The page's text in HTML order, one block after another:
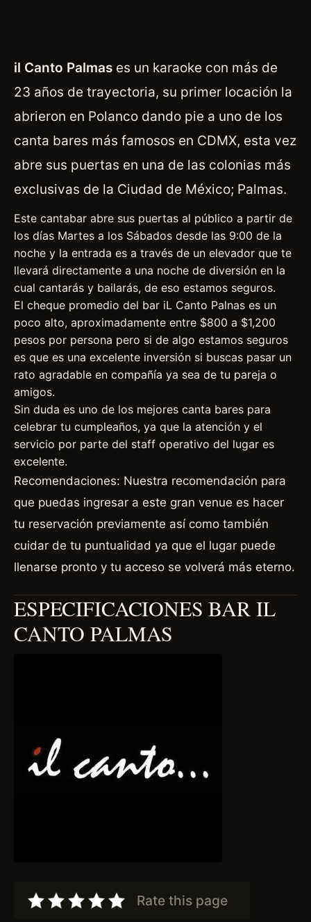
il Canto Palmas es un karaoke con más de
23 años de trayectoria, su primer locación la
abrieron en Polanco dando pie a uno de los
canta bares más famosos en CDMX, esta vez
abre sus puertas en una de las colonias más
exclusivas de la Ciudad de México; Palmas.
Este cantabar abre sus puertas al público a partir de
los días Martes a los Sábados desde las 9:00 de la
noche y la entrada es a través de un elevador que te
llevará directamente a una noche de diversión en la
cual cantarás y bailarás, de eso estamos seguros.
El cheque promedio del bar iL Canto Palnas es un
poco alto, aproximadamente entre $800 a $1,200
pesos por persona pero si de algo estamos seguros
es que es una excelente inversión si buscas pasar un
rato agradable en compañía ya sea de tu pareja o
amigos.
Sin duda es uno de los mejores canta bares para
celebrar tu cumpleaños, ya que la atención y el
servicio por parte del staff operativo del lugar es
excelente.
Recomendaciones: Nuestra recomendación para
que puedas ingresar a este gran venue es hacer
tu reservación previamente así como también
cuidar de tu puntualidad ya que el lugar puede
llenarse pronto y tu acceso se volverá más eterno.
ESPECIFICACIONES BAR IL
CANTO PALMAS
Rate this page